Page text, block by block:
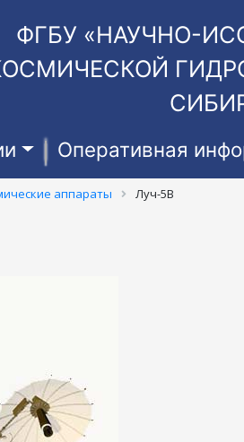
ФГБУ «НАУЧНО-
Оперативная
аппараты Луч-5В